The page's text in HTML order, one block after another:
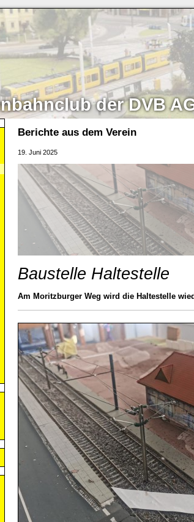
der DVB
Berichte aus dem Verein
19. Juni 2025
Baustelle Haltestelle
Am Moritzburger Weg wird die Haltestelle